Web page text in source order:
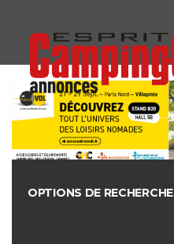
OPTIONS DE RECHERCHE